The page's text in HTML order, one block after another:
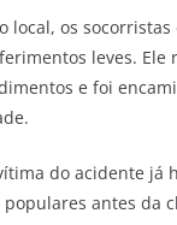
local, os
leves. Ele
e foi
do acidente já
antes da